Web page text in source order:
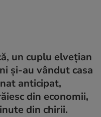
un cuplu elvețian
și-au vândut casa
anticipat,
din economii,
din chirii.